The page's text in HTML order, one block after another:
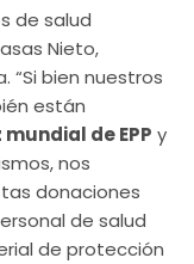
de salud
Nieto,
“Si bien nuestros
están
de EPP y
nos
donaciones
de salud
de protección